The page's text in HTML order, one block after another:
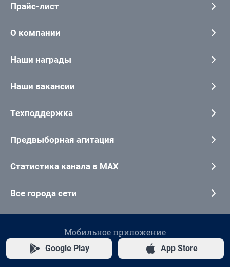
Прайс-лист
О компании
Наши награды
Наши вакансии
Техподдержка
Предвыборная агитация
Статистика канала в MAX
Все города сети
Мобильное приложение
Google Play App Store